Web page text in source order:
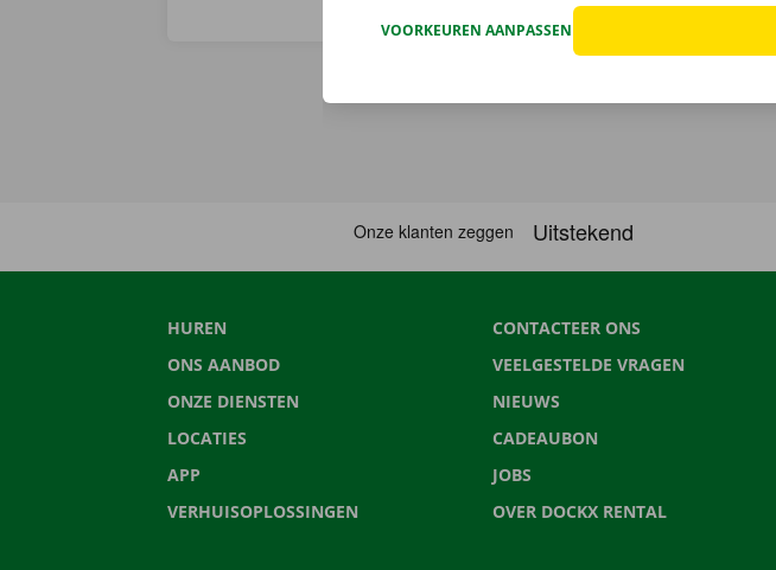
HUREN
ONS AANBOD
ONZE DIENSTEN
LOCATIES
APP
VERHUISOPLOSSINGEN
CONTACTEER ONS
VEELGESTELDE VRAGEN
NIEUWS
CADEAUBON
JOBS
OVER DOCKX RENTAL
VOORKEUREN AANPASSEN